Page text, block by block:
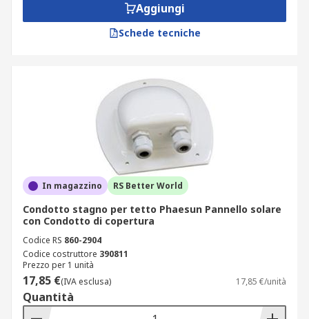
Aggiungi
Schede tecniche
In magazzino RS Better World
Condotto stagno per tetto Phaesun Pannello solare
con Condotto di copertura
Codice RS 860-2904
Codice costruttore 390811
Prezzo per 1 unità
17,85 €(IVA esclusa) 17,85 €/unità
Quantità